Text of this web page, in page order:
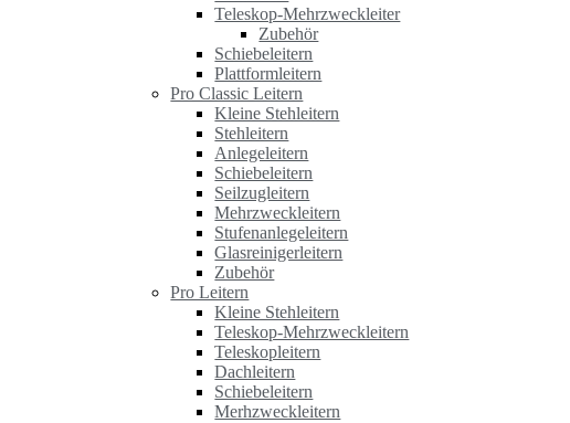
Teleskop-Mehrzweckleiter
Zubehör
Schiebeleitern
Plattformleitern
Pro Classic Leitern
Kleine Stehleitern
Stehleitern
Anlegeleitern
Schiebeleitern
Seilzugleitern
Mehrzweckleitern
Stufenanlegeleitern
Glasreinigerleitern
Zubehör
Pro Leitern
Kleine Stehleitern
Teleskop-Mehrzweckleitern
Teleskopleitern
Dachleitern
Schiebeleitern
Merhzweckleitern